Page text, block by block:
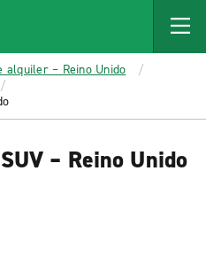
alquiler – Reino Unido
– Reino Unido